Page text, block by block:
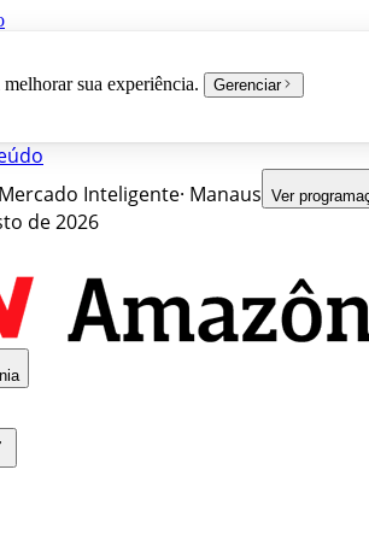
sua experiência. Gerenciar
Mercado Inteligente· Manaus Ver
de 2026